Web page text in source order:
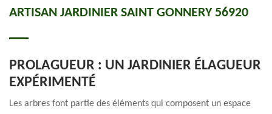
ARTISAN JARDINIER SAINT GONNERY 56920
PROLAGUEUR : UN JARDINIER ÉLAGUEUR
EXPÉRIMENTÉ
Les arbres font partie des éléments qui composent un espace